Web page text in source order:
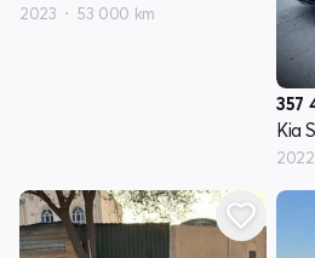
2023 53 000 km
357
Kia
2022